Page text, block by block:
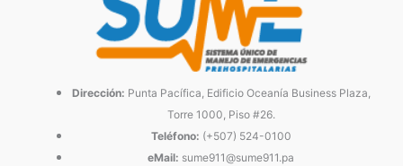
Dirección: Punta Pacífica, Edificio Oceanía Business Plaza,
Torre 1000, Piso #26.
Teléfono: (+507) 524-0100
eMail: sume911@sume911.pa